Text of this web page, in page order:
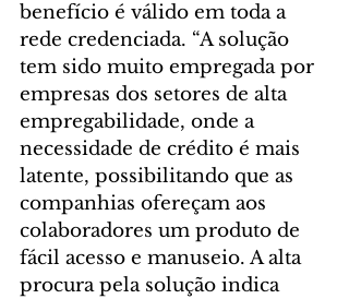
benefício é válido em toda a
rede credenciada. “A solução
tem sido muito empregada por
empresas dos setores de alta
empregabilidade, onde a
necessidade de crédito é mais
latente, possibilitando que as
companhias ofereçam aos
colaboradores um produto de
fácil acesso e manuseio. A alta
procura pela solução indica